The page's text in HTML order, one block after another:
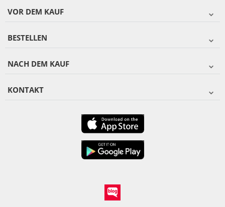
VOR DEM KAUF
BESTELLEN
NACH DEM KAUF
KONTAKT